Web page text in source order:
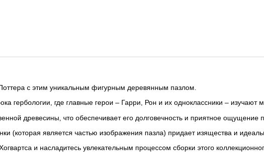
с этим уникальным фигурным деревянным пазлом.
гербологии, где главные герои – Гарри, Рон и их одноклассники – изучают
древесины, что обеспечивает его долговечность и приятное ощущение
(которая является частью изображения пазла) придает изящества и
и насладитесь увлекательным процессом сборки этого